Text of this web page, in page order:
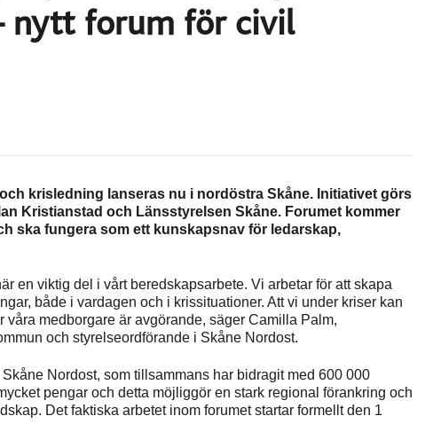
nytt forum för civil
krisledning lanseras nu i nordöstra Skåne. Initiativet görs
Kristianstad och Länsstyrelsen Skåne. Forumet kommer
ska fungera som ett kunskapsnav för ledarskap,
en viktig del i vårt beredskapsarbete. Vi arbetar för att skapa
både i vardagen och i krissituationer. Att vi under kriser kan
medborgare är avgörande, säger Camilla Palm,
och styrelseordförande i Skåne Nordost.
Nordost, som tillsammans har bidragit med 600 000
pengar och detta möjliggör en stark regional förankring och
Det faktiska arbetet inom forumet startar formellt den 1